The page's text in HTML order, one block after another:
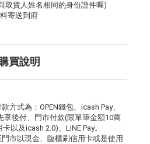
取貨人姓名相同的身份證件喔)
寄送到府
買說明
方式為：OPEN錢包、icash Pay、
享後付、門市付款(限單筆金額10萬
以及icash 2.0)、LINE Pay。
市以現金、臨櫃刷信用卡或是使用